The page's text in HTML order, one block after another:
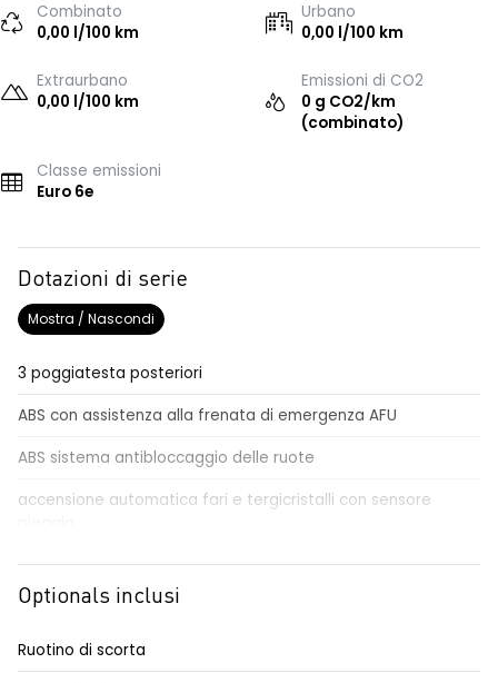
Combinato
0,00 l/100 km
Urbano
0,00 l/100 km
Extraurbano
0,00 l/100 km
Emissioni di CO2
0 g CO2/km
(combinato)
Classe emissioni
Euro 6e
Dotazioni di serie
Mostra / Nascondi
3 poggiatesta posteriori
ABS con assistenza alla frenata di emergenza AFU
ABS sistema antibloccaggio delle ruote
accensione automatica fari e tergicristalli con sensore
Aggiornamento del sistema, incluso per 5 anni
airbag centrale, airbag laterali e a tendina anteriori e
airbag frontale conducente e passeggero disattivabile
Optionals inclusi
Ruotino di scorta